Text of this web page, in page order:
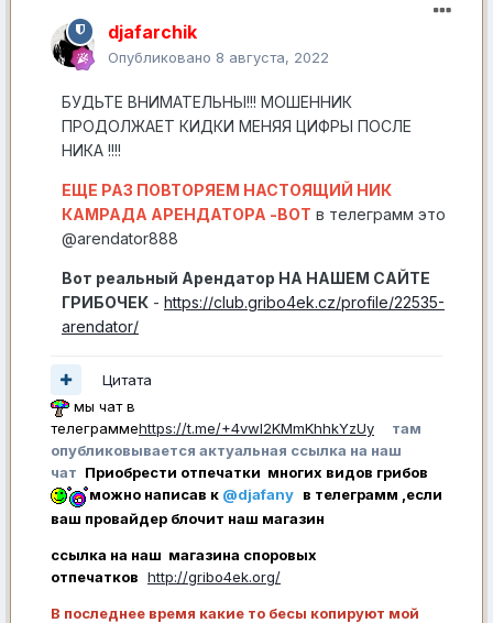
djafarchik
Опубликовано 8 августа, 2022
БУДЬТЕ ВНИМАТЕЛЬНЫ!!! МОШЕННИК
ПРОДОЛЖАЕТ КИДКИ МЕНЯЯ ЦИФРЫ ПОСЛЕ
НИКА !!!!
ЕЩЕ РАЗ ПОВТОРЯЕМ НАСТОЯЩИЙ НИК
КАМРАДА АРЕНДАТОРА -ВОТ в телеграмм это
@arendator888
Вот реальный Арендатор НА НАШЕМ САЙТЕ
ГРИБОЧЕК - https://club.gribo4ek.cz/profile/22535-
arendator/
Цитата
мы чат в
телеграммеhttps://t.me/+4vwl2KMmKhhkYzUy
там
опубликовывается актуальная ссылка на наш
чат Приобрести отпечатки многих видов грибов
можно написав к @djafany в телеграмм ,если
ваш провайдер блочит наш магазин
ссылка на наш магазина споровых
отпечатков http://gribo4ek.org/
В последнее время какие то бесы копируют мой